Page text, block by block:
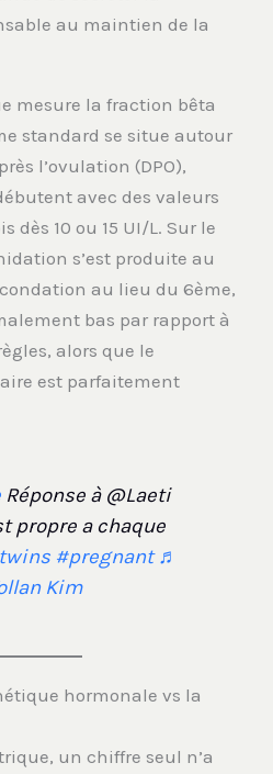
au maintien de la
mesure la fraction bêta
standard se situe autour
l’ovulation (DPO),
avec des valeurs
dès 10 ou 15 UI/L. Sur le
s’est produite au
au lieu du 6ème,
bas par rapport à
alors que le
est parfaitement
Réponse à @Laeti
propre a chaque
#pregnant ♬
Kim
hormonale vs la
un chiffre seul n’a